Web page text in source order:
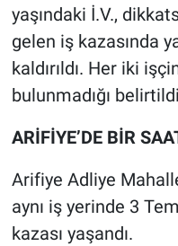
yaşındaki İ.V.,
gelen iş kazasında
kaldırıldı. Her iki
bulunmadığı
ARİFİYE’DE BİR
Arifiye Adliye
aynı iş yerinde 3
kazası yaşandı.